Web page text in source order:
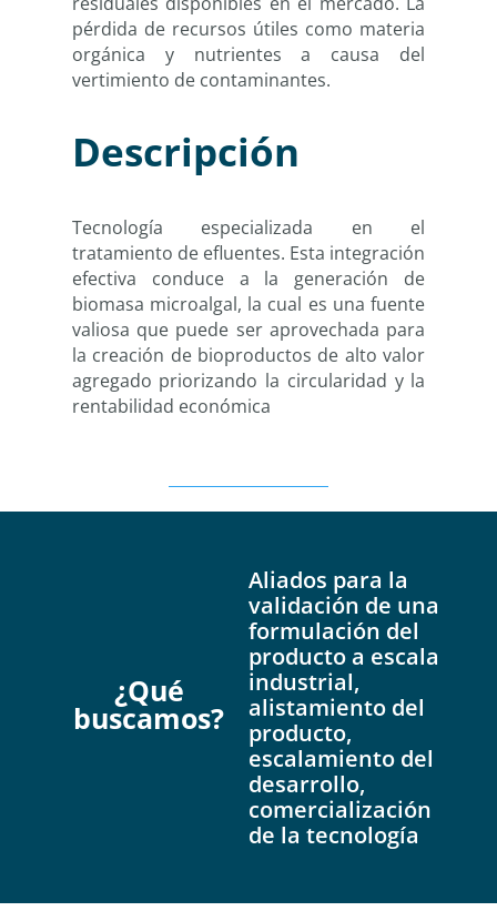
pérdida de recursos útiles como materia
orgánica y nutrientes a causa del
vertimiento de contaminantes.
Descripción
Tecnología especializada en el
tratamiento de efluentes. Esta integración
efectiva conduce a la generación de
biomasa microalgal, la cual es una fuente
valiosa que puede ser aprovechada para
la creación de bioproductos de alto valor
agregado priorizando la circularidad y la
rentabilidad económica
¿Qué
buscamos?
Aliados para la
validación de una
formulación del
producto a escala
industrial,
alistamiento del
producto,
escalamiento del
desarrollo,
comercialización
de la tecnología